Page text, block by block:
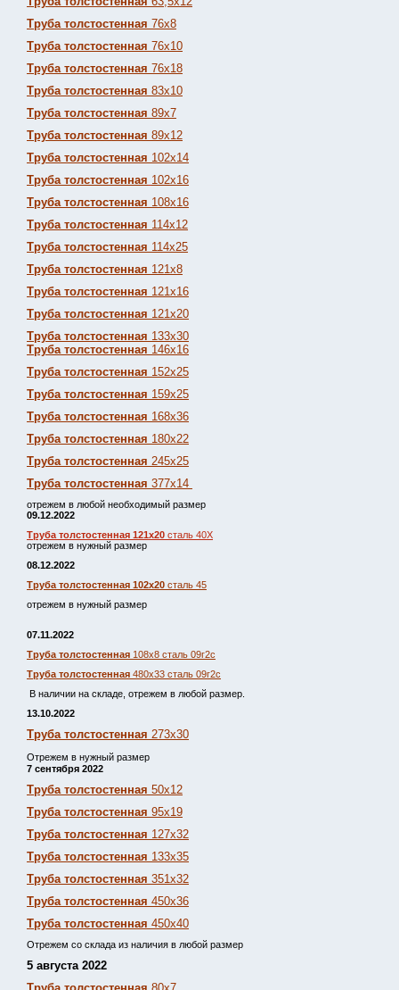
Труба толстостенная 76х8
Труба толстостенная 76х10
Труба толстостенная 76х18
Труба толстостенная 83х10
Труба толстостенная 89х7
Труба толстостенная 89х12
Труба толстостенная 102х14
Труба толстостенная 102х16
Труба толстостенная 108х16
Труба толстостенная 114х12
Труба толстостенная 114х25
Труба толстостенная 121х8
Труба толстостенная 121х16
Труба толстостенная 121х20
Труба толстостенная 133х30
Труба толстостенная 146х16
Труба толстостенная 152х25
Труба толстостенная 159х25
Труба толстостенная 168х36
Труба толстостенная 180х22
Труба толстостенная 245х25
Труба толстостенная 377х14
отрежем в любой необходимый размер
09.12.2022
Труба толстостенная 121х20 сталь 40Х
отрежем в нужный размер
08.12.2022
Труба толстостенная 102х20 сталь 45
отрежем в нужный размер
07.11.2022
Труба толстостенная 108х8 сталь 09г2с
Труба толстостенная 480х33 сталь 09г2с
В наличии на складе, отрежем в любой размер.
13.10.2022
Труба толстостенная 273х30
Отрежем в нужный размер
7 сентября 2022
Труба толстостенная 50х12
Труба толстостенная 95х19
Труба толстостенная 127х32
Труба толстостенная 133х35
Труба толстостенная 351х32
Труба толстостенная 450х36
Труба толстостенная 450х40
Отрежем со склада из наличия в любой размер
5 августа 2022